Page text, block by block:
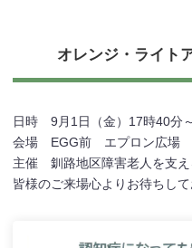
オレンジ・ライト
日時 9月1日（金）17時40分
会場 EGG前 エプロン広場
主催 釧路地区障害老人を支え
皆様のご来場心よりお待ちして